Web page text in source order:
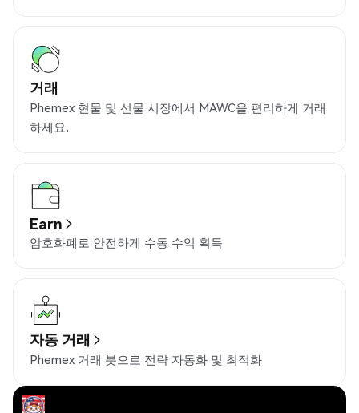
거래
Phemex 현물 및 선물 시장에서 MAWC을 편리하게 거래
하세요.
Earn
암호화폐로 안전하게 수동 수익 획득
자동 거래
Phemex 거래 봇으로 전략 자동화 및 최적화